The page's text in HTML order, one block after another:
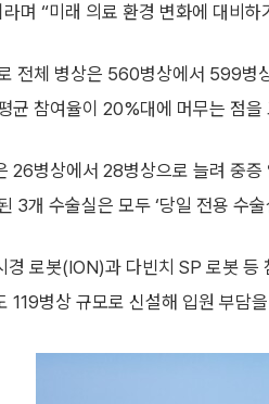
며 “미래 의료 환경 변화에 대비
전체 병상은 560병상에서 599병
균 참여율이 20%대에 머무는 점
26병상에서 28병상으로 늘려 중
3개 수술실은 모두 ‘당일 전용 수
경 로봇(ION)과 다빈치 SP 로봇 등
119병상 규모로 신설해 입원 부담